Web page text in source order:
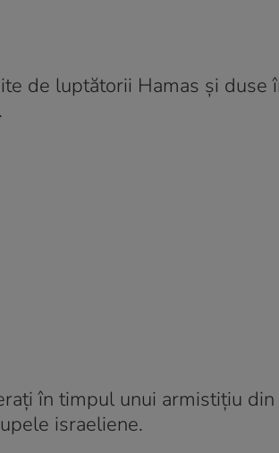
de luptătorii Hamas și duse
în timpul unui armistițiu
israeliene.